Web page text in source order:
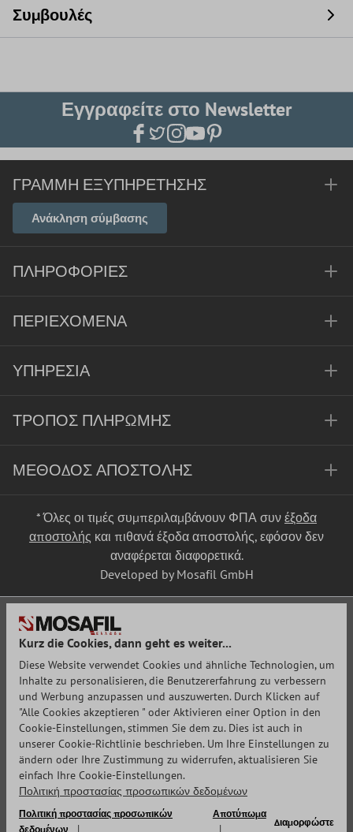
Συμβουλές
Εγγραφείτε στο Newsletter
ΓΡΑΜΜΉ ΕΞΥΠΗΡΈΤΗΣΗΣ
Ανάκληση σύμβασης
ΠΛΗΡΟΦΟΡΊΕΣ
ΠΕΡΙΕΧΌΜΕΝΑ
ΥΠΗΡΕΣΊΑ
ΤΡΌΠΟΣ ΠΛΗΡΩΜΉΣ
ΜΈΘΟΔΟΣ ΑΠΟΣΤΟΛΉΣ
* Όλες οι τιμές συμπεριλαμβάνουν ΦΠΑ συν έξοδα
αποστολής και πιθανά έξοδα αποστολής, εφόσον δεν
αναφέρεται διαφορετικά.
Developed by Mosafil GmbH
Kurz die Cookies, dann geht es weiter...
Diese Website verwendet Cookies und ähnliche Technologien, um
Inhalte zu personalisieren, die Benutzererfahrung zu verbessern
und Werbung anzupassen und auszuwerten. Durch Klicken auf
"Alle Cookies akzeptieren " oder Aktivieren einer Option in den
Cookie-Einstellungen, stimmen Sie dem zu. Dies ist auch in
unserer Cookie-Richtlinie beschrieben. Um Ihre Einstellungen zu
ändern oder Ihre Zustimmung zu widerrufen, aktualisieren Sie
einfach Ihre Cookie-Einstellungen.
Πολιτική προστασίας προσωπικών δεδομένων
Πολιτική προστασίας προσωπικών
δεδομένων
Αποτύπωμα
Διαμορφώστε